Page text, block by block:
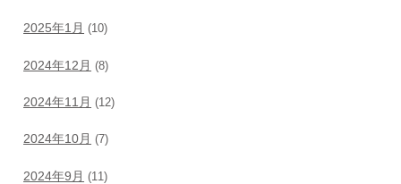
2025年1月 (10)
2024年12月 (8)
2024年11月 (12)
2024年10月 (7)
2024年9月 (11)